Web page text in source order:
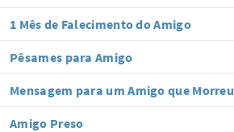
1 Mês de Falecimento do Amigo
Pêsames para Amigo
Mensagem para um Amigo que Morreu
Amigo Preso